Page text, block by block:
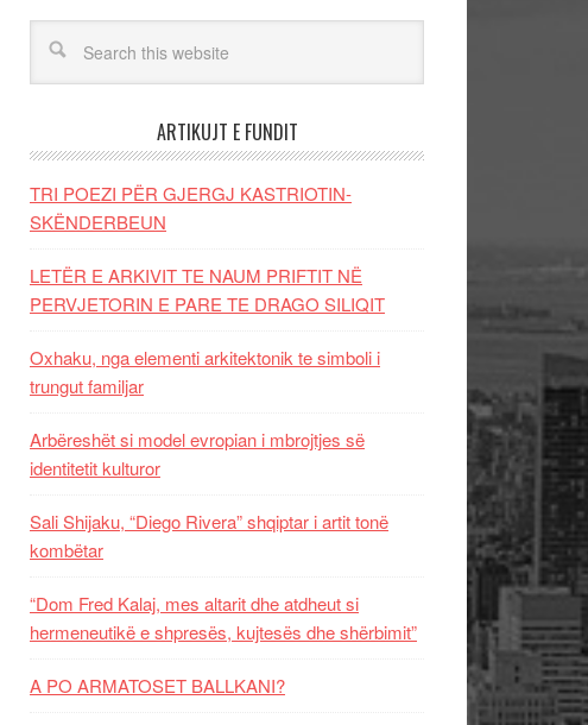
ARTIKUJT E FUNDIT
TRI POEZI PËR GJERGJ KASTRIOTIN-
SKËNDERBEUN
LETËR E ARKIVIT TE NAUM PRIFTIT NË
PERVJETORIN E PARE TE DRAGO SILIQIT
Oxhaku, nga elementi arkitektonik te simboli i
trungut familjar
Arbëreshët si model evropian i mbrojtjes së
identitetit kulturor
Sali Shijaku, “Diego Rivera” shqiptar i artit tonë
kombëtar
“Dom Fred Kalaj, mes altarit dhe atdheut si
hermeneutikë e shpresës, kujtesës dhe shërbimit”
A PO ARMATOSET BALLKANI?